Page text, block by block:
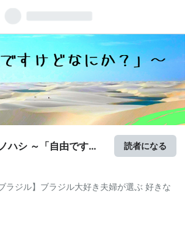
ハシ ～「自由ですけ
読者になる
ブラジル】ブラジル大好き夫婦が選ぶ 好きな